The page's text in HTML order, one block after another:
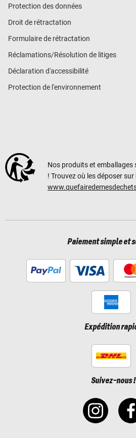
Protection des données
Droit de rétractation
Formulaire de rétractation
Réclamations/Résolution de litiges
Déclaration d'accessibilité
Protection de l'environnement
Nos produits et emballages
! Trouvez où les déposer sur
Paiement simple et
Expédition
Suivez-nous !